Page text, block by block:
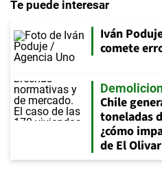
Te puede interesar
Iván
comete
Chile
toneladas
¿cómo
de El